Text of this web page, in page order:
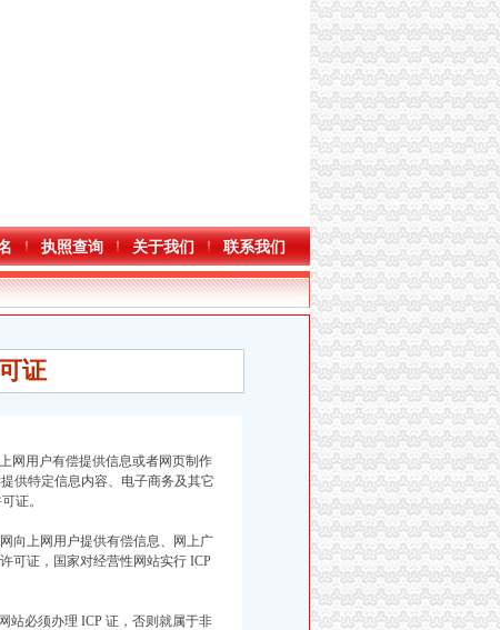
执照查询 关于我们 联系我们
证
网用户有偿提供信息或者网页制作
供特定信息内容、电子商务及其它
证。
向上网用户提供有偿信息、网上广
可证，国家对经营性网站实行 ICP
站必须办理 ICP 证，否则就属于非